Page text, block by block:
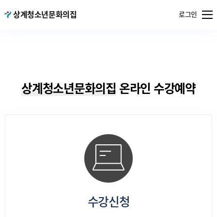
서울특별시
상계청소년문화의집 로그인열기
상계청소년문화의집 온라인 수강예약
수강신청